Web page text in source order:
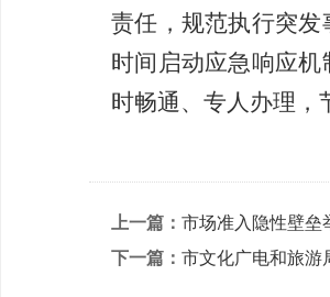
责任，规范执行突
时间启动应急响应机
时畅通、专人 办理，
上一篇： 市场准入隐性壁垒
下一篇： 市文化广电和旅游